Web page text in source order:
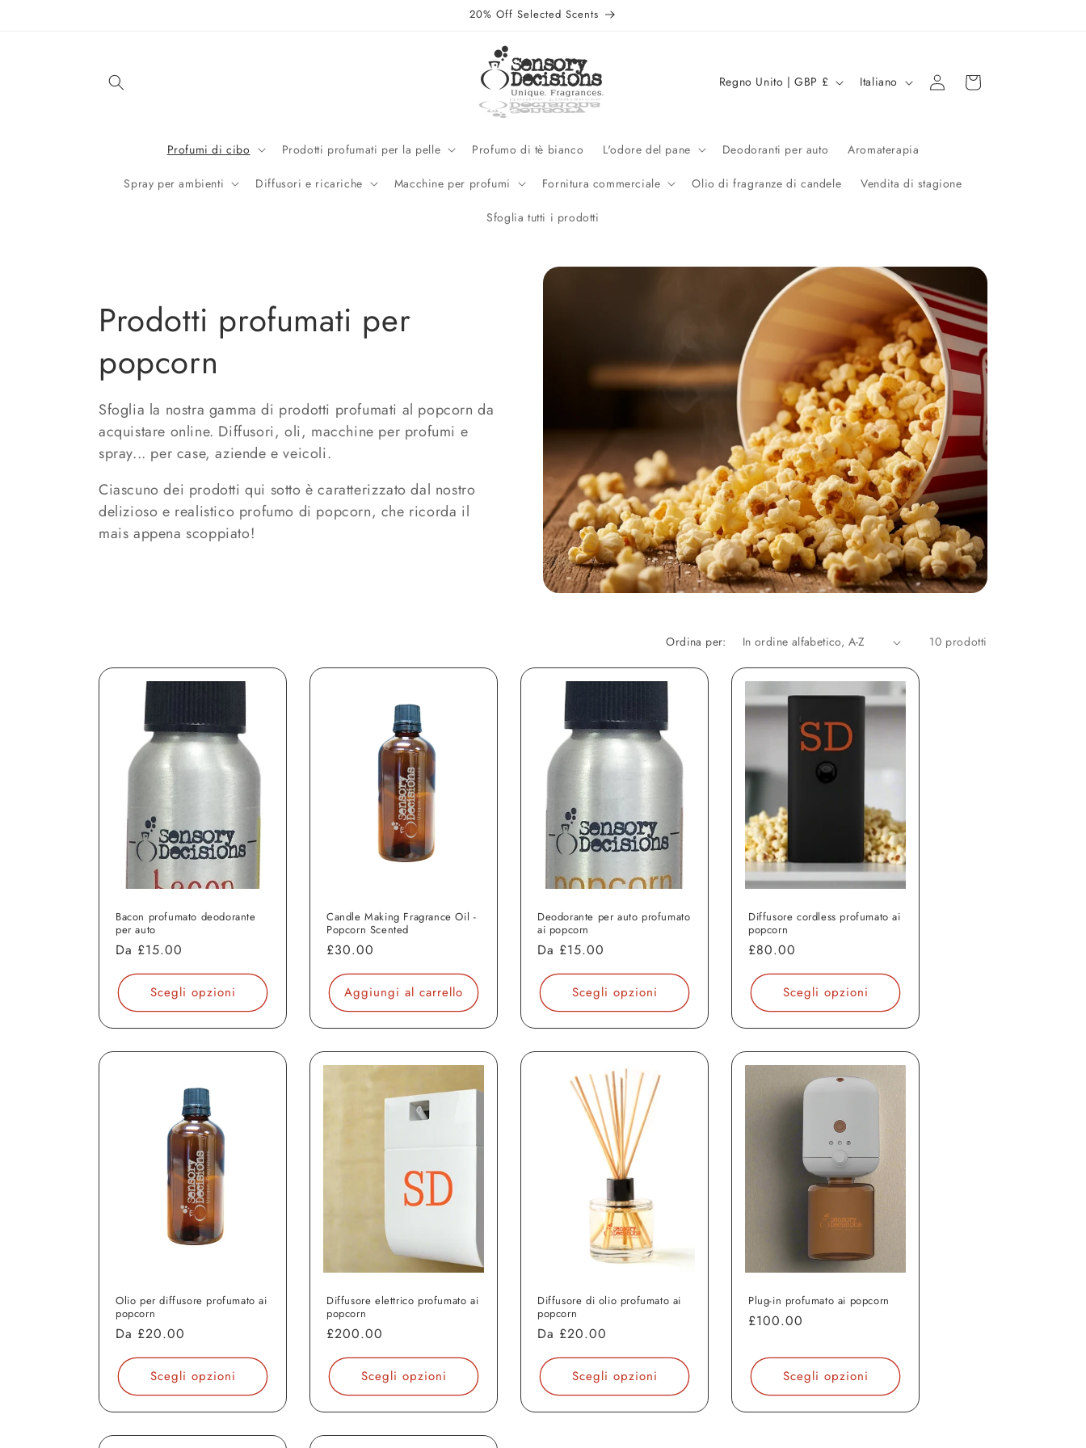
20% Off Selected Scents
Profumi di cibo Prodotti profumati per la pelle Profumo di tè bianco L'odore del pane Deodoranti per auto Aromaterapia
Spray per ambienti Diffusori e ricariche Macchine per profumi Fornitura commerciale Olio di fragranze di candele Vendita di stagione
Sfoglia tutti i prodotti
e
o
a
f
i
c
a
Regno Unito | GBP £
g
Italiano Accedi Carrello
C
o
l
l
e
z
n
e
Prodotti profumati per
popcorn
Sfoglia la nostra gamma di prodotti profumati al popcorn da
acquistare online. Diffusori, oli, macchine per profumi e
spray... per case, aziende e veicoli.
Ciascuno dei prodotti qui sotto è caratterizzato dal nostro
delizioso e realistico profumo di popcorn, che ricorda il
mais appena scoppiato!
Ordina per: 10 prodotti
Bacon profumato deodorante
per auto
Prezzo
listino
Da £15.00
Scegli opzioni
Candle Making Fragrance Oil -
Popcorn Scented
Prezzo
listino
£30.00
Aggiungi al carrello
Deodorante per auto profumato
ai popcorn
Prezzo
listino
Da £15.00
Scegli opzioni
Diffusore cordless profumato ai
popcorn
Prezzo
listino
£80.00
Scegli opzioni
Olio per diffusore profumato ai
popcorn
Prezzo
listino
Da £20.00
Scegli opzioni
Diffusore elettrico profumato ai
popcorn
Prezzo
listino
£200.00
Scegli opzioni
Diffusore di olio profumato ai
popcorn
Prezzo
listino
Da £20.00
Scegli opzioni
Plug-in profumato ai popcorn
Prezzo
listino
£100.00
Scegli opzioni